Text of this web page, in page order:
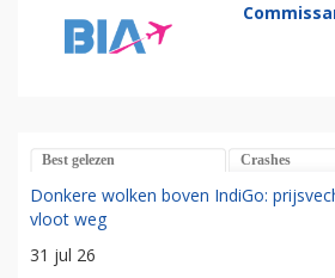
Best gelezen Crashes
Donkere wolken boven IndiGo:
vloot weg
31 jul 26